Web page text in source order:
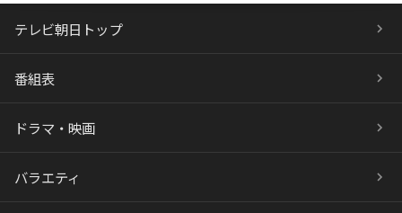
テレビ朝日トップ
番組表
ドラマ・映画
バラエティ